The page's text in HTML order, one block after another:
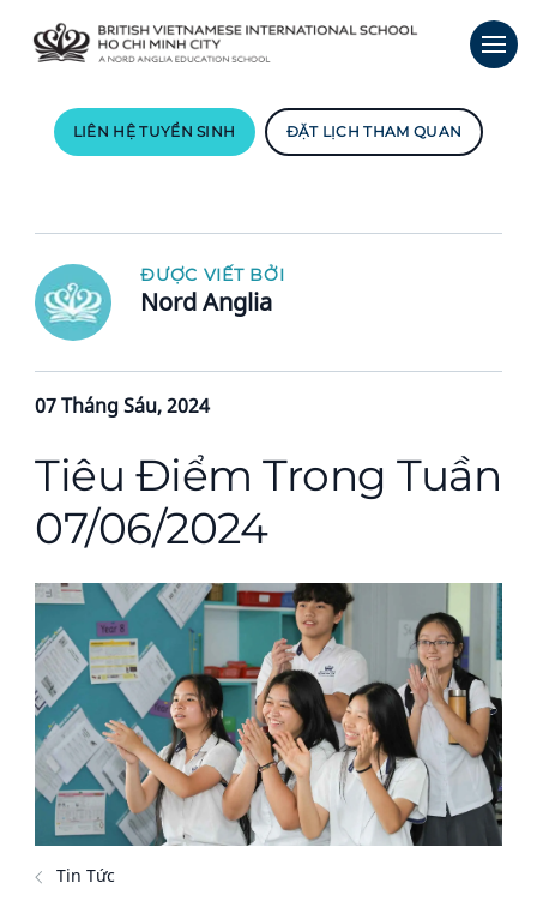
LIÊN HỆ TUYỂN SINH ĐẶT LỊCH THAM QUAN
ĐƯỢC VIẾT BỞI
Nord Anglia
07 Tháng Sáu, 2024
Tiêu Điểm Trong Tuần
07/06/2024
Tin Tức